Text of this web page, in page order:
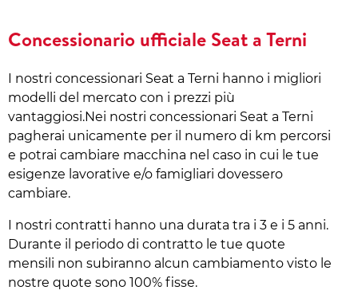
Concessionario ufficiale Seat a Terni
I nostri concessionari Seat a Terni hanno i migliori
modelli del mercato con i prezzi più
vantaggiosi.Nei nostri concessionari Seat a Terni
pagherai unicamente per il numero di km percorsi
e potrai cambiare macchina nel caso in cui le tue
esigenze lavorative e/o famigliari dovessero
cambiare.
I nostri contratti hanno una durata tra i 3 e i 5 anni.
Durante il periodo di contratto le tue quote
mensili non subiranno alcun cambiamento visto le
nostre quote sono 100% fisse.